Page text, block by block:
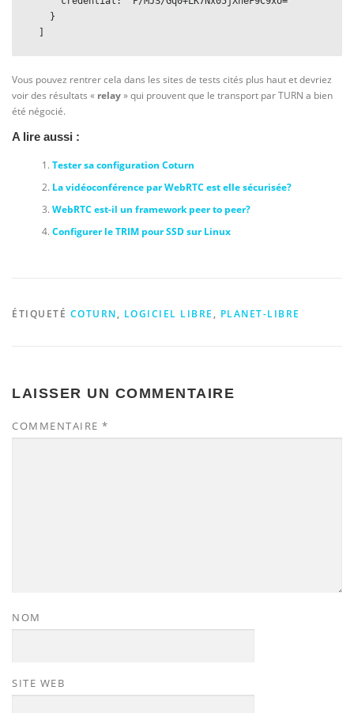
Vous pouvez rentrer cela dans les sites de tests cités plus haut et devriez
voir des résultats « relay» qui prouvent que le transport par TURN a bien
été négocié.
A lire aussi :
Tester sa configuration Coturn
La vidéoconférence par WebRTC est elle sécurisée?
WebRTC est-il un framework peer to peer?
Configurer le TRIM pour SSD sur Linux
ÉTIQUETÉ COTURN, LOGICIEL LIBRE , PLANET-LIBRE
LAISSER UN COMMENTAIRE
COMMENTAIRE *
NOM
SITE WEB